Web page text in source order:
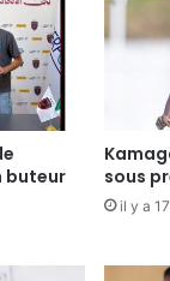
buteur
sous
il y a